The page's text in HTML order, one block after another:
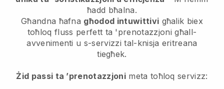
ħadd bħalna.
Għandna ħafna għodod intuwittivi għalik biex
toħloq fluss perfett ta 'prenotazzjoni għall-
avvenimenti u s-servizzi tal-knisja eritreana
tiegħek.
Żid passi ta ’prenotazzjonimeta toħloq servizz: